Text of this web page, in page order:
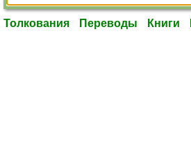
Толкования Переводы Книги